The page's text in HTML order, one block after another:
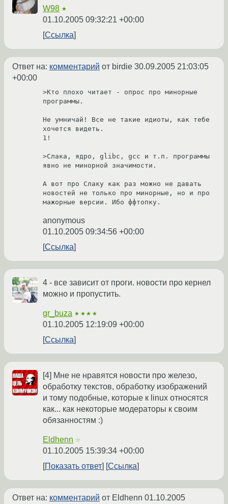
W98 ★
01.10.2005 09:32:21 +00:00
Ссылка
Ответ на: комментарий от birdie 30.09.2005 21:03:05
+00:00
>Кто плохо читает - опрос про минорные
программы.
Не умничай! Все не такие идиоты, как тебе
хочется видеть.
1!
>Слака, ядро, glibc, gcc и т.п. программы
явно не минорной значимости.
А вот про Слаку как раз можно не давать
новостей не только про минорные, но и про
мажорные версии. Ибо ффтопку.
anonymous
01.10.2005 09:34:56 +00:00
Ссылка
4 - все зависит от проги. новости про кернел
можно и пропустить.
gr_buza ★★★★
01.10.2005 12:19:09 +00:00
Ссылка
[4] Мне не нравятся новости про железо,
обработку текстов, обработку изображений
и тому подобные, которые к linux относятся
как... как некоторые модераторы к своим
обязанностям :)
Eldhenn ☆
01.10.2005 15:39:34 +00:00
Показать ответ
Ссылка
Ответ на: комментарий от Eldhenn 01.10.2005